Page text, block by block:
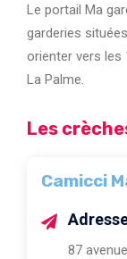
Le portail Ma
garderies
orienter vers les
La Palme.
Les
Camicci
87